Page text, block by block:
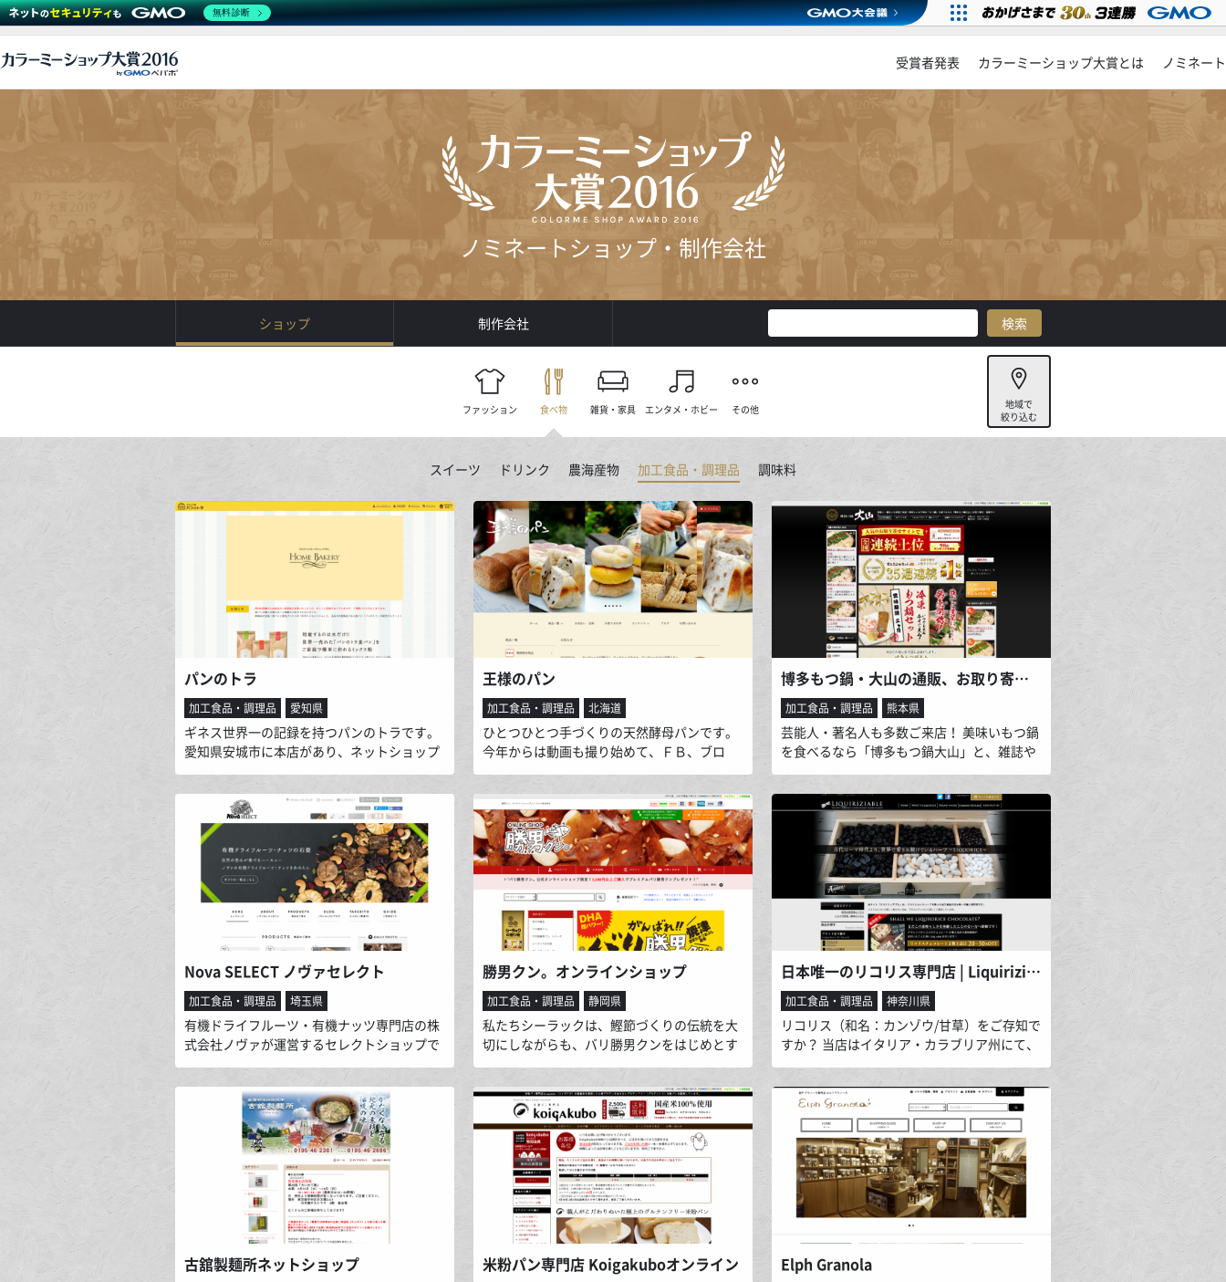
受賞者発表 カラーミーショップ大賞とは ノミネート
ノミネートショップ・制作会社
ショップ 制作会社
ファッション 食べ物 雑貨・家具 エンタメ・ホビー その他
地域で
絞り込む
スイーツ ドリンク 農海産物 加工食品・調理品 調味料
パンのトラ
加工食品・調理品 愛知県
ギネス世界一の記録を持つパンのトラです。
愛知県安城市に本店があり、ネットショップ
では全国の皆様に世界一売れた食パン（パン
のトラ）をお届けできるように販売しており
ます。水分量が自慢のパンのトラは食べたら
やみつきになります。 またご自宅のホームベ
ーカリーの機械で本店の食パンを再現できる
「食パンミックス粉」も販売しております。
こちらは何と水を加えるだけで、そのほかの
すべては商品に同梱されております。
王様のパン
加工食品・調理品 北海道
ひとつひとつ手づくりの天然酵母パンです。
今年からは動画も撮り始めて、ＦＢ、ブロ
グ、メルマガなども活用し、美味しさや手作
り感のイメージをわかりやすく、より新鮮な
状態で伝えられるよう心がけています。おか
げさまで昨年はこのカラーミーショップ大賞
で部門賞を受賞することができました。今で
はお店を直接知らない全国各地からの注文が
増え、「全粒粉 パン」で検索してくれる健康
志向の方が多くいらっしゃいます。
博多もつ鍋・大山の通販、お取り寄せサイト
加工食品・調理品 熊本県
芸能人・著名人も多数ご来店！ 美味いもつ鍋
を食べるなら「博多もつ鍋大山」と、雑誌や
テレビにも多数ご紹介頂いております！ 創業
95年の老舗「橋本醤油」と共に磨きをかけた
「秘伝のスープ」は厳選された ”もつ肉”の味
を引き立てます。 その上品な味わいと、その
風味、後半のちゃんぽん麺や〆の雑炊まで！
美味いとうならせます！ ご贈答品としても大
人気です！
Nova SELECT ノヴァセレクト
加工食品・調理品 埼玉県
有機ドライフルーツ・有機ナッツ専門店の株
式会社ノヴァが運営するセレクトショップで
す。「Organic and Fair」という企業理念の
もと、有機ドライフルーツ、有機ナッツのほ
か、有機フェアトレード紅茶、有機エキスト
ラバージンオリーブオイル、グラノーラな
ど、太陽と大地の恵みがいっぱいのオーガニ
ック食材を取り揃えています。レシピやアレ
ンジのアイディアも随時更新中。ぜひお立ち
寄りください。
勝男クン。オンラインショップ
加工食品・調理品 静岡県
私たちシーラックは、鰹節づくりの伝統を大
切にしながらも、バリ勝男クンをはじめとす
る新しい感覚の商品開発にも力を入れ、皆様
のご家庭に笑顔をお届けします。
日本唯一のリコリス専門店 | Liquiriziable【リコリツィアブル】
加工食品・調理品 神奈川県
リコリス（和名：カンゾウ/甘草）をご存知で
すか？ 当店はイタリア・カラブリア州にて、
1731年よりアマレッリファミリーにて経営が
続いているアマレッリ社のリコリス加工食品
をご紹介しております。世界一と謳われてい
るアマレッリのリコリスをぜひご賞味くださ
いませ！
古舘製麺所ネットショップ 米粉パン専門店 Koigakuboオンライン Elph Granola
無料診断